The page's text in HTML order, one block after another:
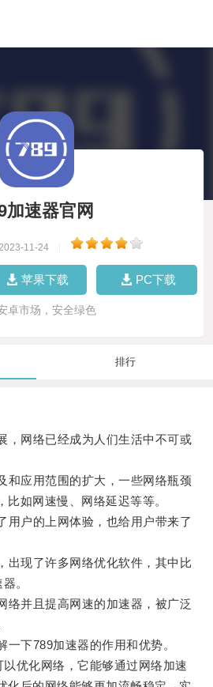
加速器官网
11-24
苹果下载 PC下载
卓市场，安全绿色
排行
网络已经成为人们生活中不可或
应用范围的扩大，一些网络瓶颈
如网速慢、网络延迟等等。
户的上网体验，也给用户带来了
现了许多网络优化软件，其中比
。
并且提高网速的加速器，被广泛
下789加速器的作用和优势。
优化网络，它能够通过网络加速